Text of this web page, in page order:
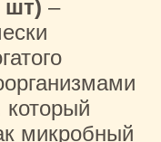
шт) –
который
микробный